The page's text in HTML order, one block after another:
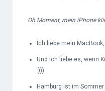
Oh Moment, mein iPhone
Ich liebe mein
Und ich liebe es, wenn
:)))
Hamburg ist im